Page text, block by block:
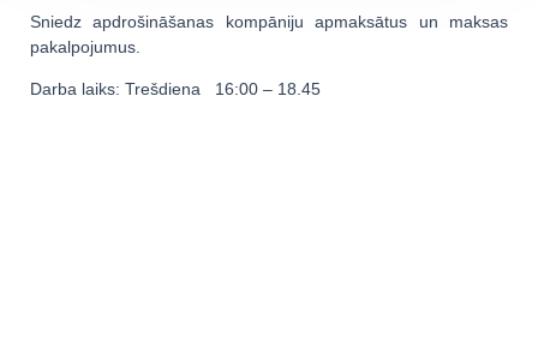
Sniedz apdrošināšanas kompāniju apmaksātus un maksas
pakalpojumus.
Darba laiks: Trešdiena 16:00 – 18.45